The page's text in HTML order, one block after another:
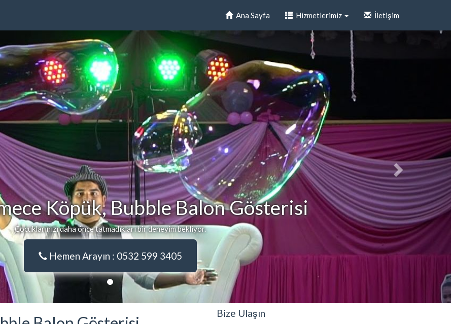
Ana Sayfa Hizmetlerimiz İletişim
Köpük, Bubble Balon Gösterisi
Çocuklarınızı daha önce tatmadıkları bir deneyim bekliyor.
Hemen Arayın : 0532 599 3405
Bize Ulaşın